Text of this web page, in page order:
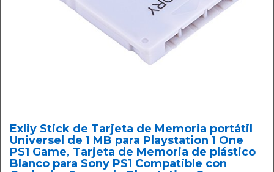
Exliy Stick de Tarjeta de Memoria portátil
Universel de 1 MB para Playstation 1 One
PS1 Game, Tarjeta de Memoria de plástico
Blanco para Sony PS1 Compatible con